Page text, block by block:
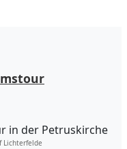
in der Petruskirche
Lichterfelde